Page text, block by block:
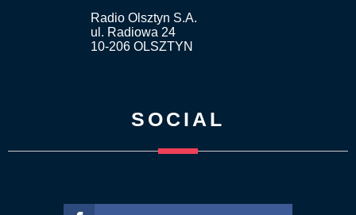
Radio Olsztyn S.A.
ul. Radiowa 24
10-206 OLSZTYN
SOCIAL